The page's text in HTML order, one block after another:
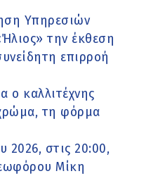
Υπηρεσιών
την έκθεση
επιρροή
ο καλλιτέχνης
τη φόρμα
2026, στις 20:00,
Μίκη